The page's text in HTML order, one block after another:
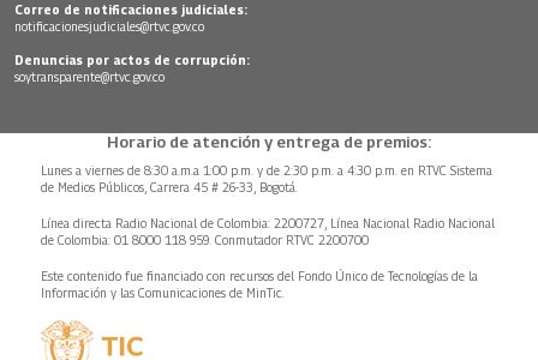
Correo de notificaciones judiciales:
notificacionesjudiciales@rtvc.gov.co
Denuncias por actos de corrupción:
soytransparente@rtvc.gov.co
Horario de atención y entrega de premios:
Lunes a viernes de 8:30 a.m.a 1:00 p.m. y de 2:30 p.m. a 4:30 p.m. en RTVC Sistema
de Medios Públicos, Carrera 45 # 26-33, Bogotá.
Línea directa Radio Nacional de Colombia: 2200727, Línea Nacional Radio Nacional
de Colombia: 01 8000 118 959. Conmutador RTVC 2200700
Este contenido fue financiado con recursos del Fondo Único de Tecnologías de la
Información y las Comunicaciones de MinTic.